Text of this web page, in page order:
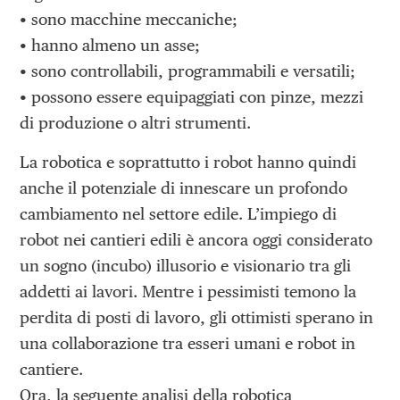
• sono macchine meccaniche;
• hanno almeno un asse;
• sono controllabili, programmabili e versatili;
• possono essere equipaggiati con pinze, mezzi
di produzione o altri strumenti.
La robotica e soprattutto i robot hanno quindi
anche il potenziale di innescare un profondo
cambiamento nel settore edile. L’impiego di
robot nei cantieri edili è ancora oggi considerato
un sogno (incubo) illusorio e visionario tra gli
addetti ai lavori. Mentre i pessimisti temono la
perdita di posti di lavoro, gli ottimisti sperano in
una collaborazione tra esseri umani e robot in
cantiere.
Ora, la seguente analisi della robotica